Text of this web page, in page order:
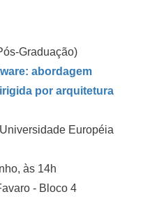
Graduação)
abordagem
por arquitetura
Européia
às 14h
- Bloco 4